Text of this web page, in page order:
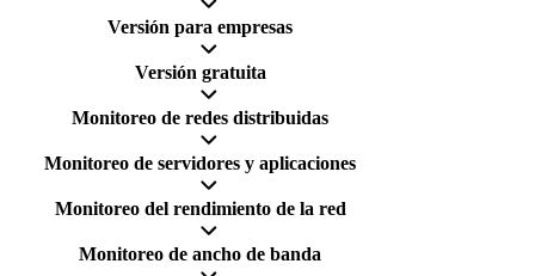
Versión para empresas
Versión gratuita
Monitoreo de redes distribuidas
Monitoreo de servidores y aplicaciones
Monitoreo del rendimiento de la red
Monitoreo de ancho de banda